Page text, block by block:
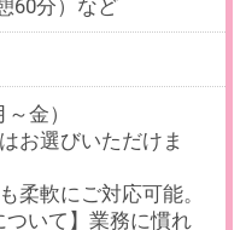
)
ェクト